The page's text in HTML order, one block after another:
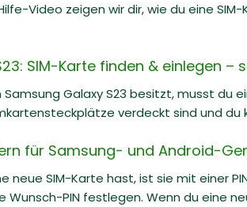
Video zeigen wir dir, wie du eine
SIM-Karte finden & einlegen –
Samsung Galaxy S23 besitzt, musst du
verdeckt sind und du
für Samsung- und Android-
neue SIM-Karte hast, ist sie mit einer
Wunsch-PIN festlegen. Wenn du eine